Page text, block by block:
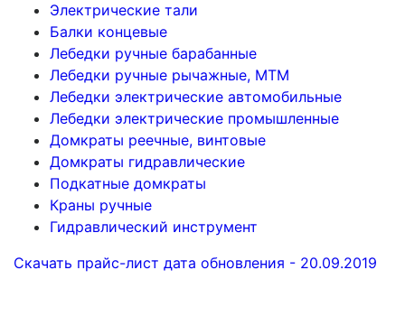
Электрические тали
Балки концевые
Лебедки ручные барабанные
Лебедки ручные рычажные, МТМ
Лебедки электрические автомобильные
Лебедки электрические промышленные
Домкраты реечные, винтовые
Домкраты гидравлические
Подкатные домкраты
Краны ручные
Гидравлический инструмент
Скачать прайс-лист дата обновления - 20.09.2019